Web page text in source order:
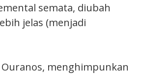
semata, diubah
jelas (menjadi
menghimpunkan